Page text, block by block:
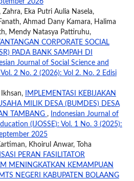
Eka Putri Aulia Nasela,
Ahmad Dany Kamara, Halima
Mendy Natasya Pattiruhu,
CORPORATE SOCIAL
PADA BANK SAMPAH DI
Journal of Social Science and
2 No. 2 (2026): Vol 2. No. 2 Edisi
IMPLEMENTASI KEBIJAKAN
MILIK DESA (BUMDES) DESA
TAMBANG ,
Indonesian Journal of
(IJOSSE): Vol. 1 No. 3 (2025):
2025
Khoirul Anwar, Toha
PERAN FASILITATOR
MENINGKATKAN KEMAMPUAN
NEGERI KABUPATEN BOLAANG